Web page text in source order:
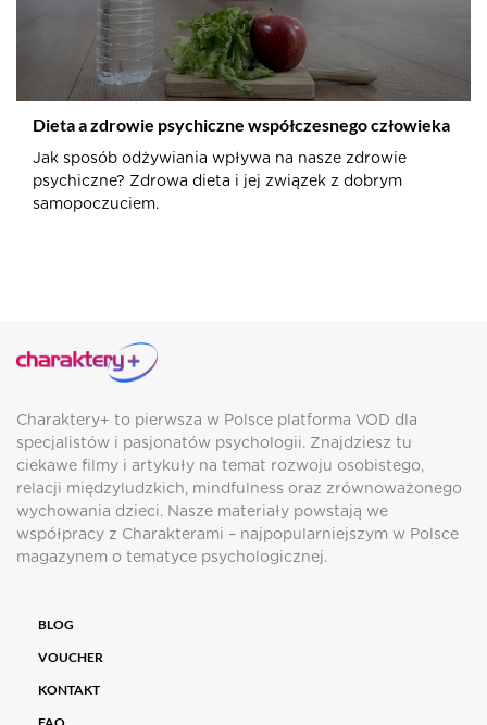
Dieta a zdrowie psychiczne współczesnego człowieka
Jak sposób odżywiania wpływa na nasze zdrowie
psychiczne? Zdrowa dieta i jej związek z dobrym
samopoczuciem.
Charaktery+ to pierwsza w Polsce platforma VOD dla
specjalistów i pasjonatów psychologii. Znajdziesz tu
ciekawe filmy i artykuły na temat rozwoju osobistego,
relacji międzyludzkich, mindfulness oraz zrównoważonego
wychowania dzieci. Nasze materiały powstają we
współpracy z Charakterami – najpopularniejszym w Polsce
magazynem o tematyce psychologicznej.
BLOG
VOUCHER
KONTAKT